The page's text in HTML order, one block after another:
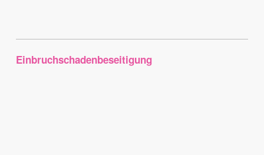
Einbruchschadenbeseitigung